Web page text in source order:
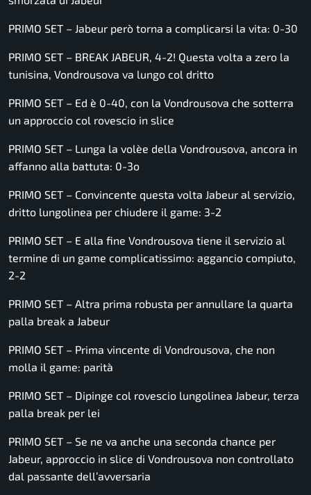
PRIMO SET – Jabeur però torna a complicarsi la vita: 0-30
PRIMO SET – BREAK JABEUR, 4-2! Questa volta a zero la
tunisina, Vondrousova va lungo col dritto
PRIMO SET – Ed è 0-40, con la Vondrousova che sotterra
un approccio col rovescio in slice
PRIMO SET – Lunga la volèe della Vondrousova, ancora in
affanno alla battuta: 0-3o
PRIMO SET – Convincente questa volta Jabeur al servizio,
dritto lungolinea per chiudere il game: 3-2
PRIMO SET – E alla fine Vondrousova tiene il servizio al
termine di un game complicatissimo: aggancio compiuto,
2-2
PRIMO SET – Altra prima robusta per annullare la quarta
palla break a Jabeur
PRIMO SET – Prima vincente di Vondrousova, che non
molla il game: parità
PRIMO SET – Dipinge col rovescio lungolinea Jabeur, terza
palla break per lei
PRIMO SET – Se ne va anche una seconda chance per
Jabeur, approccio in slice di Vondrousova non controllato
dal passante dell’avversaria